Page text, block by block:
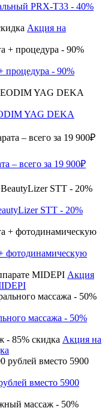
PRX-T33 - 40%
Акция на
процедура - 90%
YAG DEKA
– всего за 19 900₽
STT - 20%
фотодинамическую
Акция
массажа - 50%
Акция на
вместо 5900